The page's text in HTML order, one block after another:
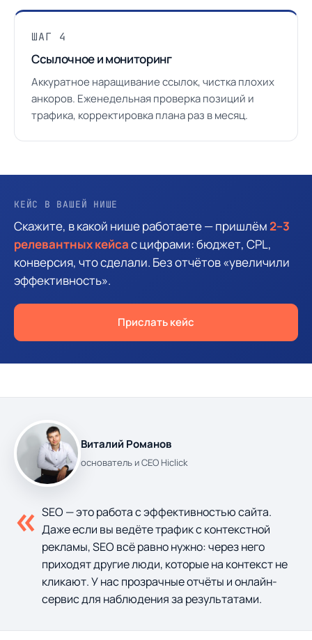
ШАГ 4
Ссылочное и мониторинг
Аккуратное наращивание ссылок, чистка плохих
анкоров. Еженедельная проверка позиций и
трафика, корректировка плана раз в месяц.
КЕЙС В ВАШЕЙ НИШЕ
Скажите, в какой нише работаете — пришлём2–3
релевантных кейсас цифрами: бюджет, CPL,
конверсия, что сделали. Без отчётов «увеличили
эффективность».
Прислать кейс
Виталий Романов
основатель и CEO Hiclick
« SEO — это работа с эффективностью сайта.
Даже если вы ведёте трафик с контекстной
рекламы, SEO всё равно нужно: через него
приходят другие люди, которые на контекст не
кликают. У нас прозрачные отчёты и онлайн-
сервис для наблюдения за результатами.